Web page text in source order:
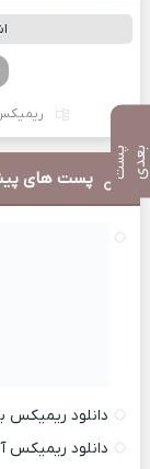
پ
س
ت
ب
ع
د ی پست های
دانلود ریمیکس
دانلود ریمیکس